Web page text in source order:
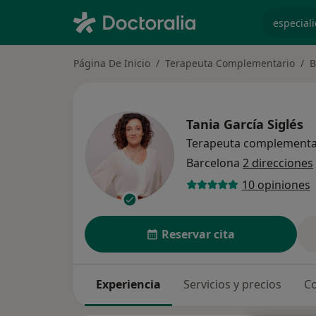
Página De Inicio Terapeuta Complementario
Tania García Siglés
Terapeuta
Barcelona 2 direcciones
10 opiniones
Reservar cita
Experiencia Servicios y precios